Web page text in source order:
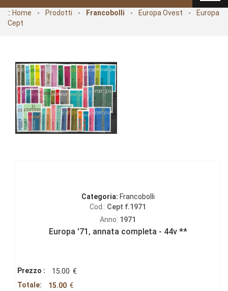
:: Home - Prodotti - Francobolli - Europa Ovest -
Europa
Cept
Categoria: Francobolli
Cod.: Cept f.1971
Anno: 1971
Europa '71‚ annata completa - 44v **
Prezzo : 15.00 €
Totale:
15.00 €